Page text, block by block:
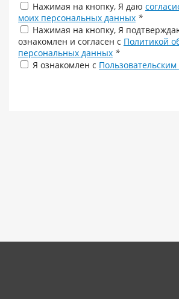
Нажимая на кнопку, Я даю
моих персональных данных *
Нажимая на кнопку, Я
ознакомлен и согласен с Политикой
персональных данных *
Я ознакомлен с